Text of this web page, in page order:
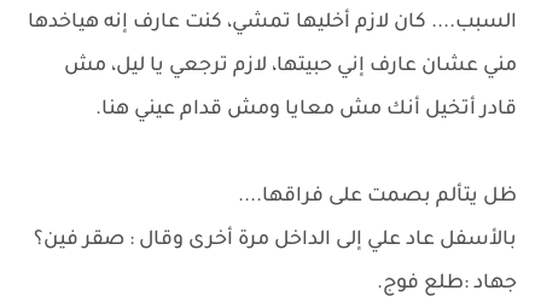
السبب.... كان لازم أخليها تمشي، كنت عارف إنه هياخدها
مني عشان عارف إني حبيتها، لازم ترجعي يا ليل، مش
قادر أتخيل أنك مش معايا ومش قدام عيني هنا.
ظل يتألم بصمت على فراقها....
بالأسفل عاد علي إلى الداخل مرة أخرى وقال : صقر فين؟
جهاد :طلع فوج.